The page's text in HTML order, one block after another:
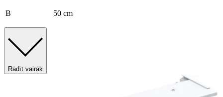
B 50 cm
Rādīt vairāk